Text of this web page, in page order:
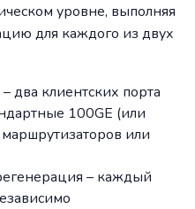
уровне, выполняя
для каждого из двух
два клиентских порта
100GE (или
или
– каждый